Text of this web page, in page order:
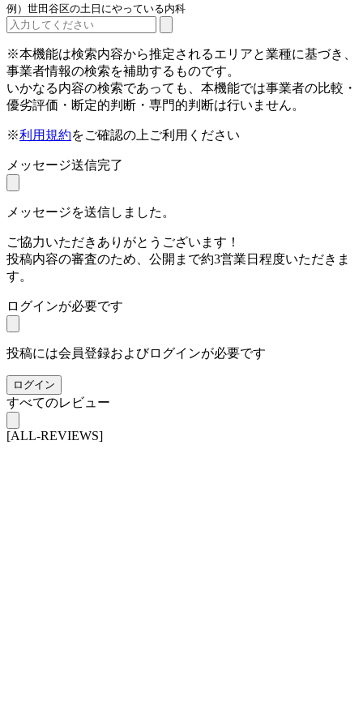
例）世田谷区の土日にやっている内科
※本機能は検索内容から推定されるエリアと業種に基づき、
事業者情報の検索を補助するものです。
いかなる内容の検索であっても、本機能では事業者の比較・
優劣評価・断定的判断・専門的判断は行いません。
※利用規約をご確認の上ご利用ください
メッセージ送信完了
メッセージを送信しました。
ご協力いただきありがとうございます！
投稿内容の審査のため、公開まで約3営業日程度いただきま
す。
ログインが必要です
投稿には会員登録およびログインが必要です
ログイン
すべてのレビュー
[ALL-REVIEWS]